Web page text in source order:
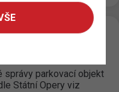
správy parkovací objekt
Státní Opery viz